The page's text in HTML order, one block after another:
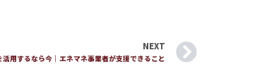
NEXT
用するなら今｜エネマネ事業者が支援できること